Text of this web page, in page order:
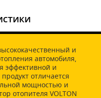
и
автомобиля,
эффективной и
отличается
мощностью и
отопителя VOLTON